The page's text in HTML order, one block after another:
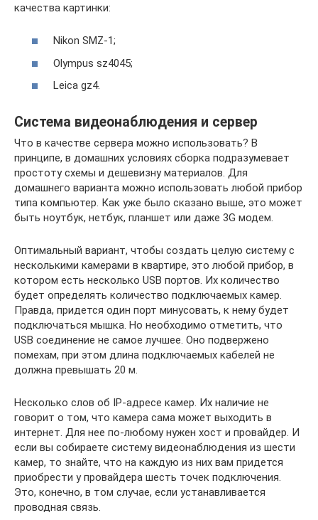
качества картинки:
Nikon SMZ-1;
Olympus sz4045;
Leica gz4.
Система видеонаблюдения и сервер
Что в качестве сервера можно использовать? В
принципе, в домашних условиях сборка подразумевает
простоту схемы и дешевизну материалов. Для
домашнего варианта можно использовать любой прибор
типа компьютер. Как уже было сказано выше, это может
быть ноутбук, нетбук, планшет или даже 3G модем.
Оптимальный вариант, чтобы создать целую систему с
несколькими камерами в квартире, это любой прибор, в
котором есть несколько USB портов. Их количество
будет определять количество подключаемых камер.
Правда, придется один порт минусовать, к нему будет
подключаться мышка. Но необходимо отметить, что
USB соединение не самое лучшее. Оно подвержено
помехам, при этом длина подключаемых кабелей не
должна превышать 20 м.
Несколько слов об IP-адресе камер. Их наличие не
говорит о том, что камера сама может выходить в
интернет. Для нее по-любому нужен хост и провайдер. И
если вы собираете систему видеонаблюдения из шести
камер, то знайте, что на каждую из них вам придется
приобрести у провайдера шесть точек подключения.
Это, конечно, в том случае, если устанавливается
проводная связь.